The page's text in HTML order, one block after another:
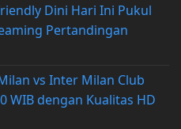
Dini Hari Ini Pukul
Pertandingan
vs Inter Milan Club
WIB dengan Kualitas HD